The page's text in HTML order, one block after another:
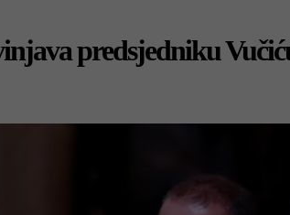
predsjedniku